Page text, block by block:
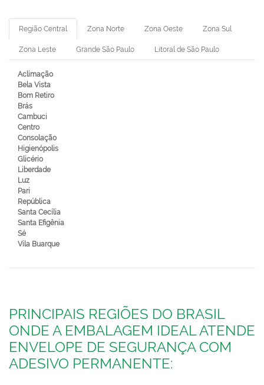
Região Central Zona Norte Zona Oeste Zona Sul
Zona Leste Grande São Paulo Litoral de São Paulo
Aclimação
Bela Vista
Bom Retiro
Brás
Cambuci
Centro
Consolação
Higienópolis
Glicério
Liberdade
Luz
Pari
República
Santa Cecília
Santa Efigênia
Sé
Vila Buarque
PRINCIPAIS REGIÕES DO BRASIL
ONDE A EMBALAGEM IDEAL ATENDE
ENVELOPE DE SEGURANÇA COM
ADESIVO PERMANENTE: